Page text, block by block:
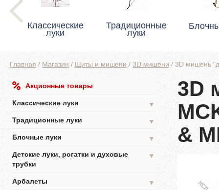
Классические
луки
Традиционные
луки
Главная / Магазин / Щиты и мишени / 3D мишени / 3D мишень
Акционные товары
Классические луки
▼
Традиционные луки
▼
Блочные луки
▼
Детские луки, рогатки и духовые
трубки
▼
Арбалеты
▼
3D
&